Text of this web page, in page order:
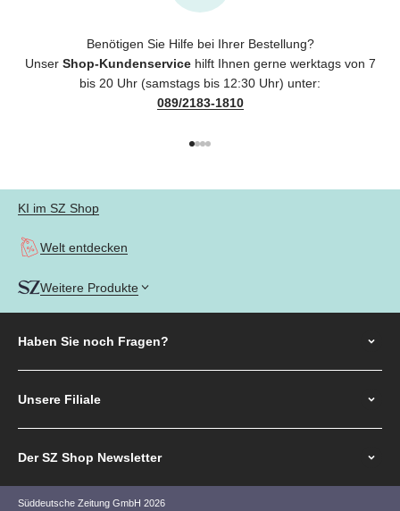
Benötigen Sie Hilfe bei Ihrer Bestellung?
Unser Shop-Kundenservicehilft Ihnen gerne werktags von 7
bis 20 Uhr (samstags bis 12:30 Uhr) unter:
089/2183-1810
KI im SZ Shop
Welt entdecken
Weitere Produkte
Haben Sie noch Fragen?
Unsere Filiale
Der SZ Shop Newsletter
Süddeutsche Zeitung GmbH 2026